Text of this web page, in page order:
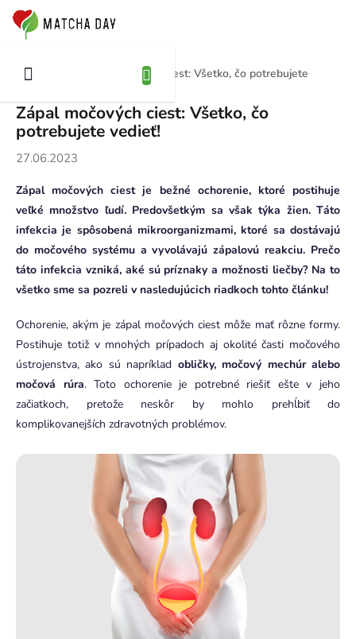
Prejsť
obsah
Domov
Zápal močových ciest: Všetko, čo potrebujete
Zápal močových ciest: Všetko, čo
potrebujete vedieť!
27.06.2023
Zápal močových ciest je bežné ochorenie, ktoré postihuje
veľké množstvo ľudí. Predovšetkým sa však týka žien. Táto
infekcia je spôsobená mikroorganizmami, ktoré sa dostávajú
do močového systému a vyvolávajú zápalovú reakciu. Prečo
táto infekcia vzniká, aké sú príznaky a možnosti liečby? Na to
všetko sme sa pozreli v nasledujúcich riadkoch tohto článku!
Ochorenie, akým je zápal močových ciest môže mať rôzne formy.
Postihuje totiž v mnohých prípadoch aj okolité časti močového
ústrojenstva, ako sú napríklad obličky, močový mechúr alebo
močová rúra. Toto ochorenie je potrebné riešiť ešte v jeho
začiatkoch, pretože neskôr by mohlo prehĺbiť do
komplikovanejších zdravotných problémov.